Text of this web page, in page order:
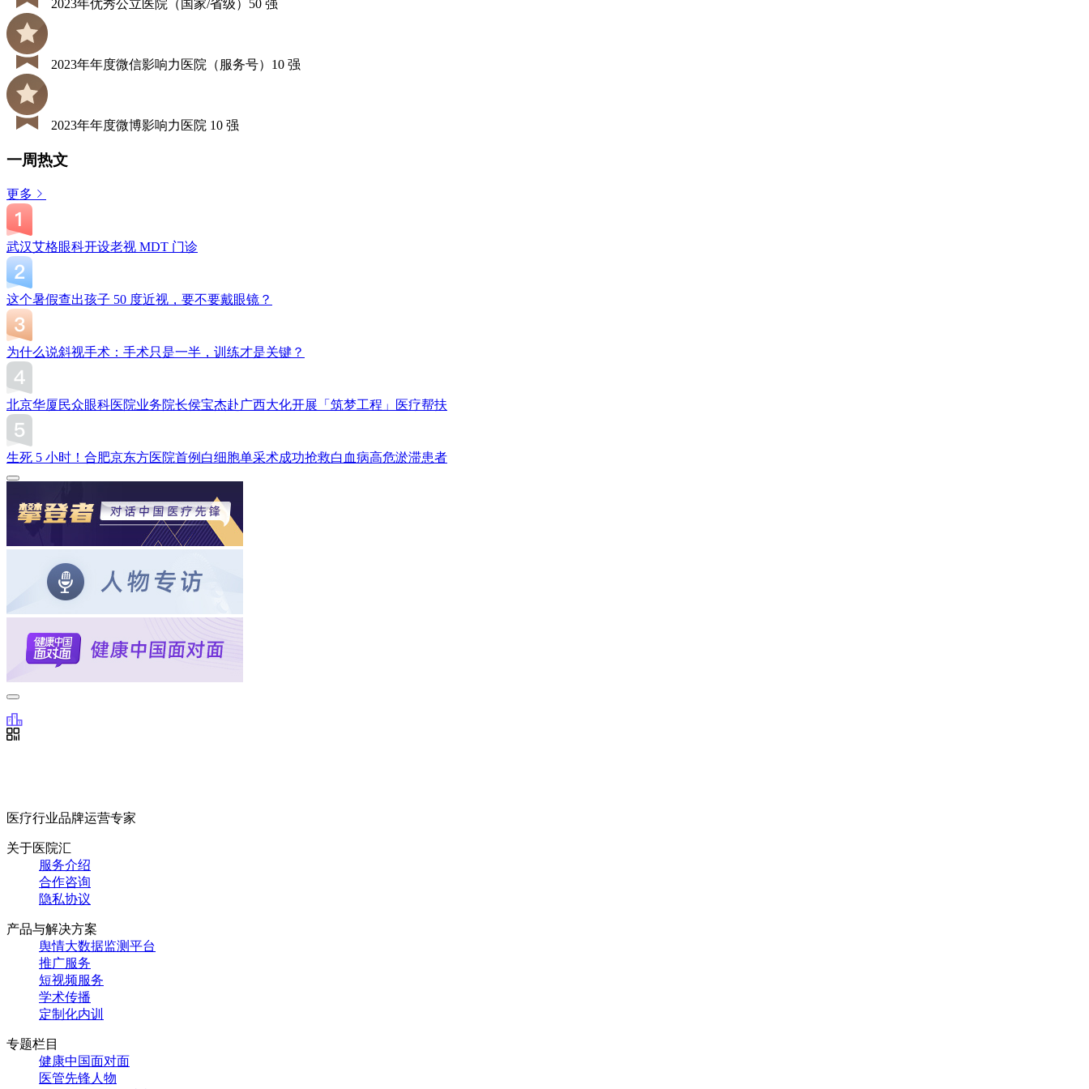
2023年优秀公立医院（国家/省级）50 强
2023年年度微信影响力医院（服务号）10 强
2023年年度微博影响力医院 10 强
一周热文
更多
武汉艾格眼科开设老视 MDT 门诊
这个暑假查出孩子 50 度近视，要不要戴眼镜？
为什么说斜视手术：手术只是一半，训练才是关键？
北京华厦民众眼科医院业务院长侯宝杰赴广西大化开展「筑梦工程」医疗帮扶
生死 5 小时！合肥京东方医院首例白细胞单采术成功抢救白血病高危淤滞患者
医疗行业品牌运营专家
关于医院汇
服务介绍
合作咨询
隐私协议
产品与解决方案
舆情大数据监测平台
推广服务
短视频服务
学术传播
定制化内训
专题栏目
健康中国面对面
医管先锋人物